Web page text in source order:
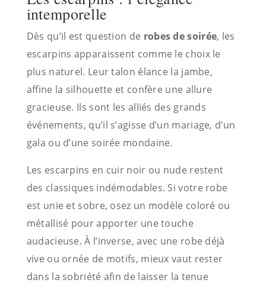
intemporelle
Dès qu’il est question de robes de soirée, les
escarpins apparaissent comme le choix le
plus naturel. Leur talon élance la jambe,
affine la silhouette et confère une allure
gracieuse. Ils sont les alliés des grands
événements, qu’il s’agisse d’un mariage, d’un
gala ou d’une soirée mondaine.
Les escarpins en cuir noir ou nude restent
des classiques indémodables. Si votre robe
est unie et sobre, osez un modèle coloré ou
métallisé pour apporter une touche
audacieuse. À l’inverse, avec une robe déjà
vive ou ornée de motifs, mieux vaut rester
dans la sobriété afin de laisser la tenue